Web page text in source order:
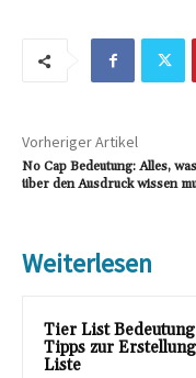
Vorheriger Artikel
No Cap Bedeutung: Alles,
über den Ausdruck wissen
Weiterlesen
Tier List
Tipps zur
Liste